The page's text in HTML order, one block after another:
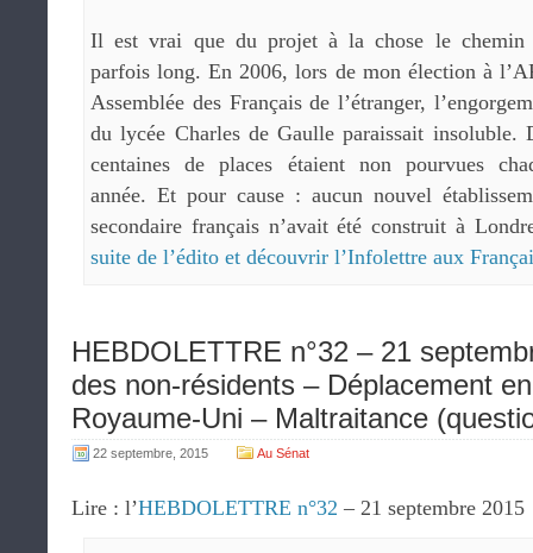
Il est vrai que du projet à la chose le chemin
parfois long. En 2006, lors de mon élection à
Assemblée des Français de l’étranger,
du lycée Charles de Gaulle paraissait insoluble.
centaines de places étaient non pourvues
année. Et pour cause : aucun nouvel
secondaire français n’avait été construit à
suite de l’édito et découvrir l’Infolettre aux
HEBDOLETTRE n°32 – 21
des non-résidents – Déplacement
Royaume-Uni – Maltraitance
22 septembre, 2015 Au Sénat
Lire : l’HEBDOLETTRE n°32 – 21 septembre 2015